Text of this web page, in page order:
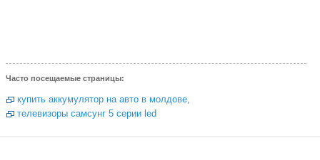
Часто посещаемые страницы:
купить аккумулятор на авто в молдове,
телевизоры самсунг 5 серии led